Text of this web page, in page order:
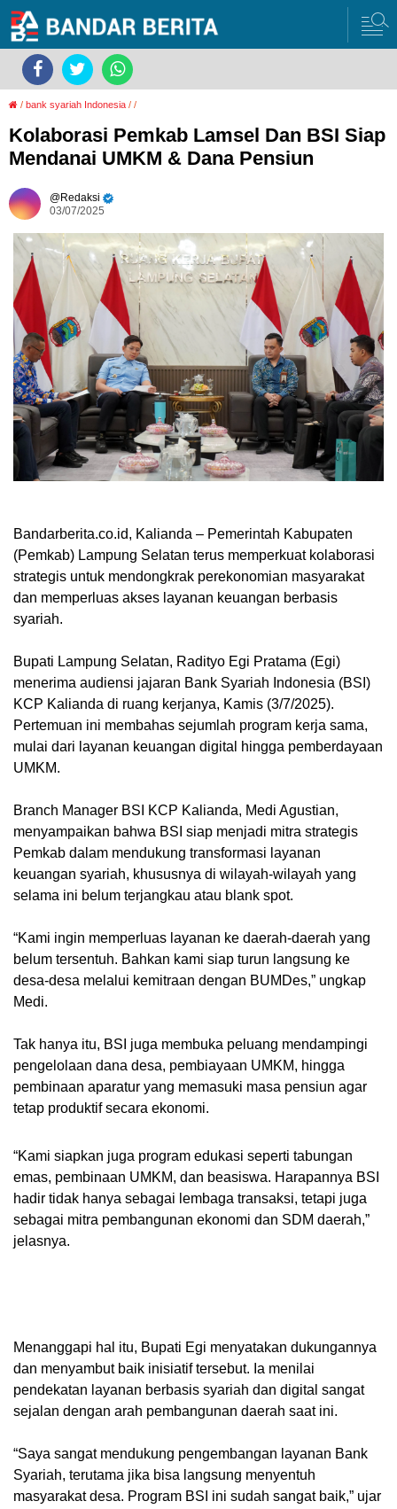
/ bank syariah Indonesia / /
Kolaborasi Pemkab Lamsel Dan BSI Siap
Mendanai UMKM & Dana Pensiun
Redaksi
03/07/2025
Bandarberita.co.id, Kalianda – Pemerintah Kabupaten
(Pemkab) Lampung Selatan terus memperkuat kolaborasi
strategis untuk mendongkrak perekonomian masyarakat
dan memperluas akses layanan keuangan berbasis
syariah.
Bupati Lampung Selatan, Radityo Egi Pratama (Egi)
menerima audiensi jajaran Bank Syariah Indonesia (BSI)
KCP Kalianda di ruang kerjanya, Kamis (3/7/2025).
Pertemuan ini membahas sejumlah program kerja sama,
mulai dari layanan keuangan digital hingga pemberdayaan
UMKM.
Branch Manager BSI KCP Kalianda, Medi Agustian,
menyampaikan bahwa BSI siap menjadi mitra strategis
Pemkab dalam mendukung transformasi layanan
keuangan syariah, khususnya di wilayah-wilayah yang
selama ini belum terjangkau atau blank spot.
“Kami ingin memperluas layanan ke daerah-daerah yang
belum tersentuh. Bahkan kami siap turun langsung ke
desa-desa melalui kemitraan dengan BUMDes,” ungkap
Medi.
Tak hanya itu, BSI juga membuka peluang mendampingi
pengelolaan dana desa, pembiayaan UMKM, hingga
pembinaan aparatur yang memasuki masa pensiun agar
tetap produktif secara ekonomi.
“Kami siapkan juga program edukasi seperti tabungan
emas, pembinaan UMKM, dan beasiswa. Harapannya BSI
hadir tidak hanya sebagai lembaga transaksi, tetapi juga
sebagai mitra pembangunan ekonomi dan SDM daerah,”
jelasnya.
Menanggapi hal itu, Bupati Egi menyatakan dukungannya
dan menyambut baik inisiatif tersebut. Ia menilai
pendekatan layanan berbasis syariah dan digital sangat
sejalan dengan arah pembangunan daerah saat ini.
“Saya sangat mendukung pengembangan layanan Bank
Syariah, terutama jika bisa langsung menyentuh
masyarakat desa. Program BSI ini sudah sangat baik,” ujar